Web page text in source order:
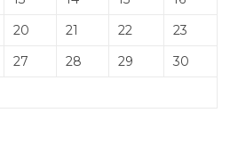
20 21 22
23
27 28 29
30